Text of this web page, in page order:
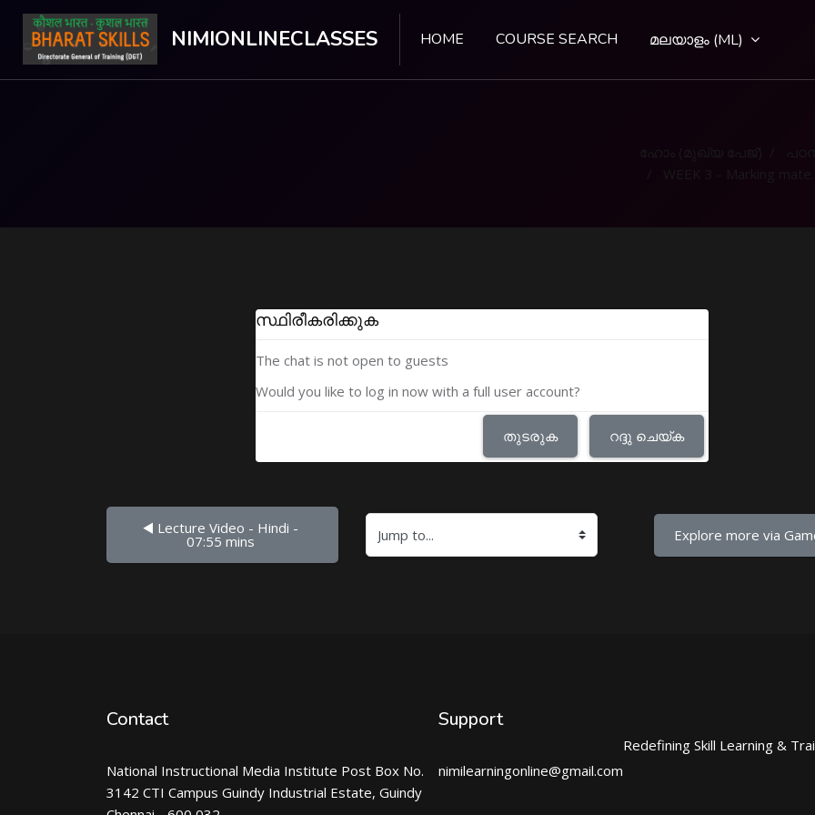
NIMIONLINECLASSES HOME COURSE SEARCH മലയാളം ‎(ML)‎
സ്ഥിരീകരിക്കുക
The chat is not open to guests
Would you like to log in now with a full user account?
തുടരുക റദ്ദു ചെയ്ക
◀︎ Lecture Video - Hindi -
07:55 mins Jump to... Explore more via
Contact
National Instructional Media Institute Post Box No.
3142 CTI Campus Guindy Industrial Estate, Guindy
Support
nimilearningonline@gmail.com
Redefining Skill Learning &